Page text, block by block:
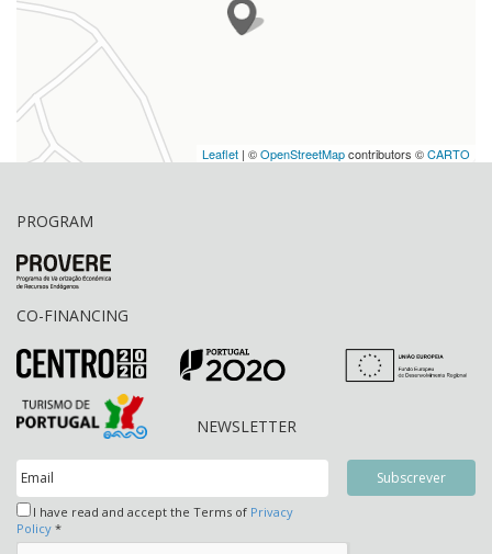
Leaflet | ©OpenStreetMapcontributors ©CARTO
PROGRAM
CO-FINANCING
NEWSLETTER
I have read and accept the Terms of Privacy
Policy *